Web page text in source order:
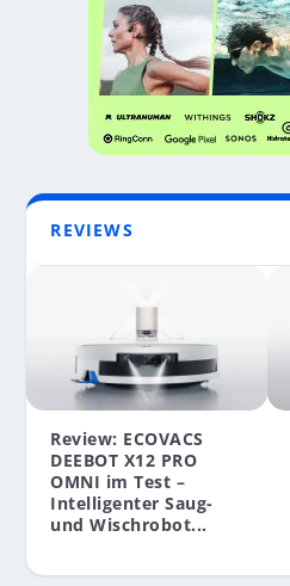
REVIEWS
Review: ECOVACS
DEEBOT X12 PRO
OMNI im Test –
Intelligenter Saug-
und Wischrobot...